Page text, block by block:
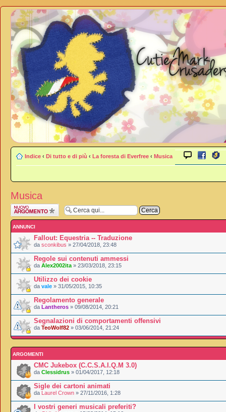
Indice ‹ Di tutto e di più ‹ La foresta di Everfree ‹ Musica
Musica
Scrivi un nuovo
argomento
ANNUNCI
Fallout: Equestria -- Traduzione
da sconkibus » 27/04/2018, 23:48
Regole sui contenuti ammessi
da Alex2002ita » 23/03/2018, 23:15
Utilizzo dei cookie
da vale » 31/05/2015, 10:35
Regolamento generale
da Lantheros » 09/08/2014, 20:21
Segnalazioni di comportamenti offensivi
da TeoWolf82 » 03/06/2014, 21:24
ARGOMENTI
CMC Jukebox (C.C.S.A.I.Q.M 3.0)
da Clessidrus » 01/04/2017, 12:18
Sigle dei cartoni animati
da Laurel Crown » 27/11/2016, 1:28
I vostri generi musicali preferiti?